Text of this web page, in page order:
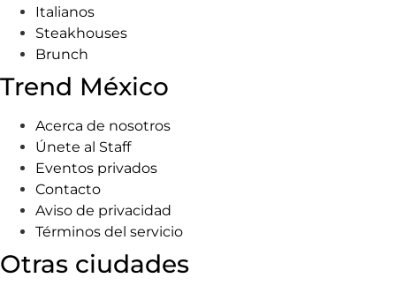
Italianos
Steakhouses
Brunch
Trend México
Acerca de nosotros
Únete al Staff
Eventos privados
Contacto
Aviso de privacidad
Términos del servicio
Otras ciudades